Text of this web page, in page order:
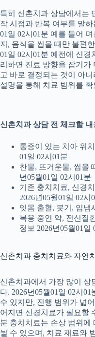
특히 신촌치과 상담에서는
작 시점과 반복 여부를 말
01일 02시01분 예를 들어
지, 음식을 씹을 때만 불편
01일 02시01분 예전에 신
리하면 진료 방향을 잡기가
고 바로 결정되는 것이 아
설명을 통해 치료 범위를
신촌치과 상담 전 체크할 내
통증이 있는 치아 위
01일 02시01분
찬물, 뜨거운물, 씹을
년05월01일 02시01분
기존 충치치료, 신경
2026년05월01일 02시
잇몸 출혈, 붓기, 입냄
복용 중인 약, 전신질
정보 2026년05월01일
신촌치과 충치치료와 자연
신촌치과에서 가장 많이 상
다. 2026년05월01일 02시
수 있지만, 진행 범위가 넓
어지면 신경치료가 필요할
분 충치치료는 손상 범위에
뉠 수 있으며, 치료 재료와